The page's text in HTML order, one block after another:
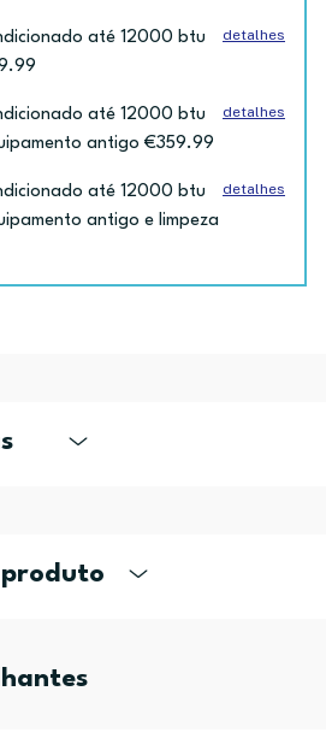
até 12000 btu
detalhes
até 12000 btu
antigo €359.99
detalhes
até 12000 btu
antigo e limpeza
detalhes